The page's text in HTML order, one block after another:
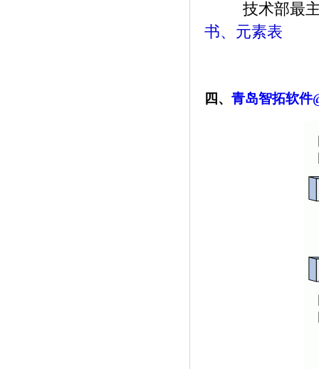
技术部最
书、元素表
四、 青岛智拓软件